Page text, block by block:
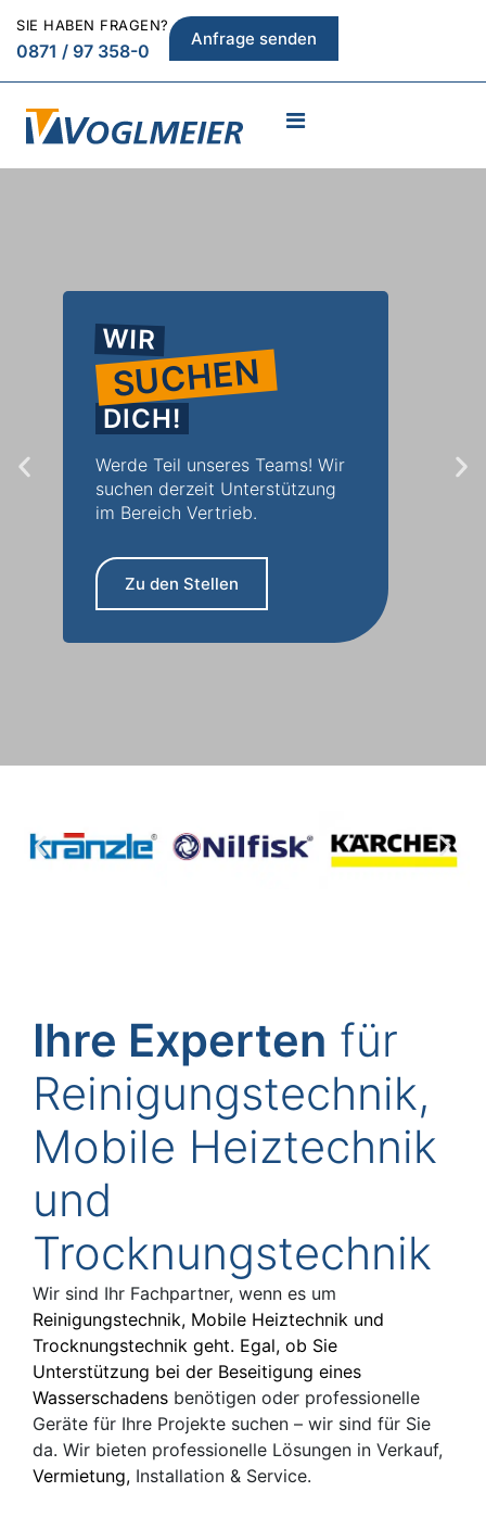
SIE HABEN FRAGEN?
0871 / 97 358-0
Anfrage senden
WIR
SUCHEN
DICH!
Werde Teil unseres Teams! Wir
suchen derzeit Unterstützung
im Bereich Vertrieb.
Zu den Stellen
Ihre Experten für
Reinigungstechnik,
Mobile Heiztechnik
und
Trocknungstechnik
Wir sind Ihr Fachpartner, wenn es um
Reinigungstechnik, Mobile Heiztechnik und
Trocknungstechnik geht. Egal, ob Sie
Unterstützung bei der Beseitigung eines
Wasserschadens benötigen oder professionelle
Geräte für Ihre Projekte suchen – wir sind für Sie
da. Wir bieten professionelle Lösungen in Verkauf,
Vermietung, Installation & Service.